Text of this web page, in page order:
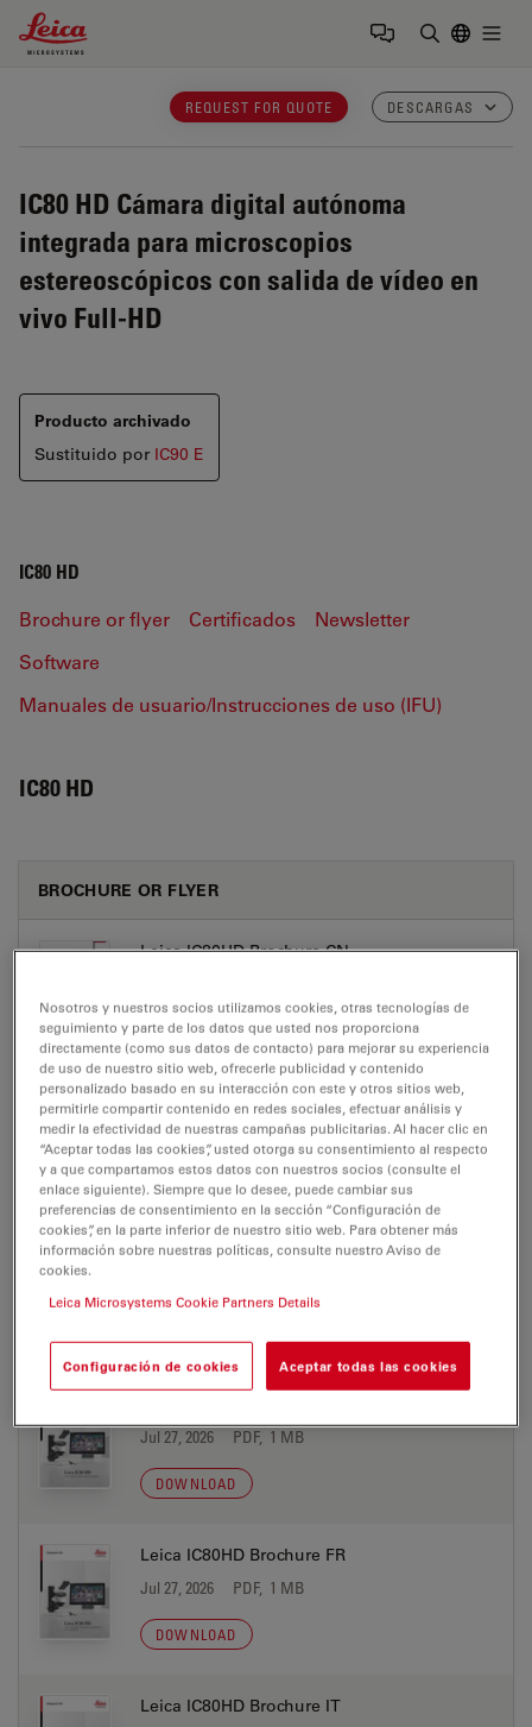
Leica Microsystems Logo
REQUEST FOR QUOTE DESCARGAS
IC80 HD Cámara digital autónoma
integrada para microscopios
estereoscópicos con salida de vídeo en
vivo Full-HD
Producto archivado
Sustituido por IC90 E
IC80 HD
Brochure or flyer Certificados
Newsletter
Software
Manuales de usuario/Instrucciones de uso (IFU)
IC80 HD
BROCHURE OR FLYER
Leica IC80HD Brochure CN
DOWNLOAD
Leica IC80HD Brochure DE
Jul 27, 2026 PDF, 1 MB
DOWNLOAD
Leica IC80HD Brochure EN
Jul 27, 2026 PDF, 1 MB
DOWNLOAD
Leica IC80HD Brochure FR
Jul 27, 2026 PDF, 1 MB
DOWNLOAD
Leica IC80HD Brochure IT
Nosotros y nuestros socios utilizamos cookies, otras tecnologías de
seguimiento y parte de los datos que usted nos proporciona
directamente (como sus datos de contacto) para mejorar su experiencia
de uso de nuestro sitio web, ofrecerle publicidad y contenido
personalizado basado en su interacción con este y otros sitios web,
permitirle compartir contenido en redes sociales, efectuar análisis y
medir la efectividad de nuestras campañas publicitarias. Al hacer clic en
“Aceptar todas las cookies”, usted otorga su consentimiento al respecto
y a que compartamos estos datos con nuestros socios (consulte el
enlace siguiente). Siempre que lo desee, puede cambiar sus
preferencias de consentimiento en la sección “Configuración de
cookies”, en la parte inferior de nuestro sitio web. Para obtener más
información sobre nuestras políticas, consulte nuestro Aviso de
cookies.
Leica Microsystems Cookie Partners Details
Configuración de cookies Aceptar todas las cookies